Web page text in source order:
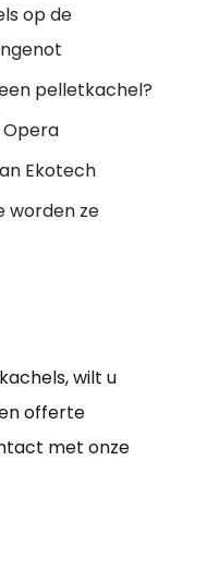
op de
pelletkachel?
Ekotech
worden ze
wilt u
offerte
met onze